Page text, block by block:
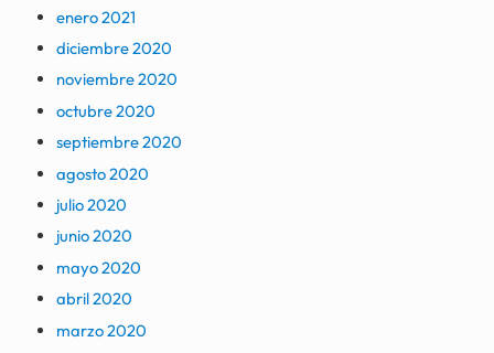
enero 2021
diciembre 2020
noviembre 2020
octubre 2020
septiembre 2020
agosto 2020
julio 2020
junio 2020
mayo 2020
abril 2020
marzo 2020